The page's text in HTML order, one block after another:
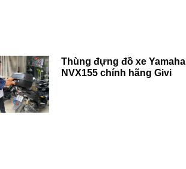
Thùng đựng đồ xe Yamaha
NVX155 chính hãng Givi